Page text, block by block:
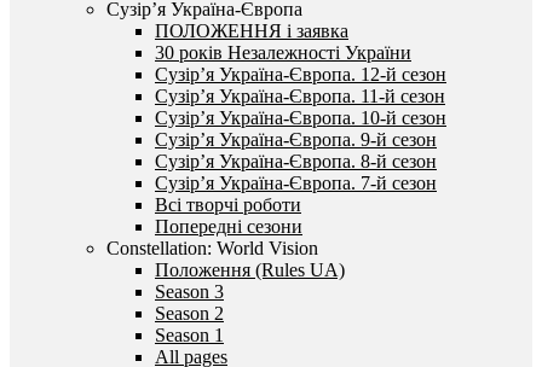
Сузір’я Україна-Європа
ПОЛОЖЕННЯ і заявка
30 років Незалежності України
Сузір’я Україна-Європа. 12-й сезон
Сузір’я Україна-Європа. 11-й сезон
Сузір’я Україна-Європа. 10-й сезон
Сузір’я Україна-Європа. 9-й сезон
Сузір’я Україна-Європа. 8-й сезон
Сузір’я Україна-Європа. 7-й сезон
Всі творчі роботи
Попередні сезони
Constellation: World Vision
Положення (Rules UA)
Season 3
Season 2
Season 1
All pages